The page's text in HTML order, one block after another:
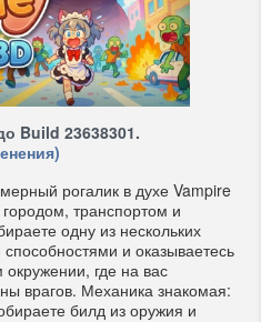
Build 23638301.
рогалик в духе Vampire
транспортом и
одну из нескольких
и оказываетесь
где на вас
врагов. Механика знакомая:
билд из оружия и